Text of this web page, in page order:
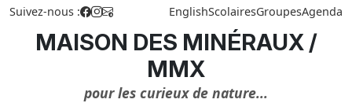
Suivez-nous : EnglishScolairesGroupesAgenda
MAISON DES MINÉRAUX /
MMX
pour les curieux de nature...